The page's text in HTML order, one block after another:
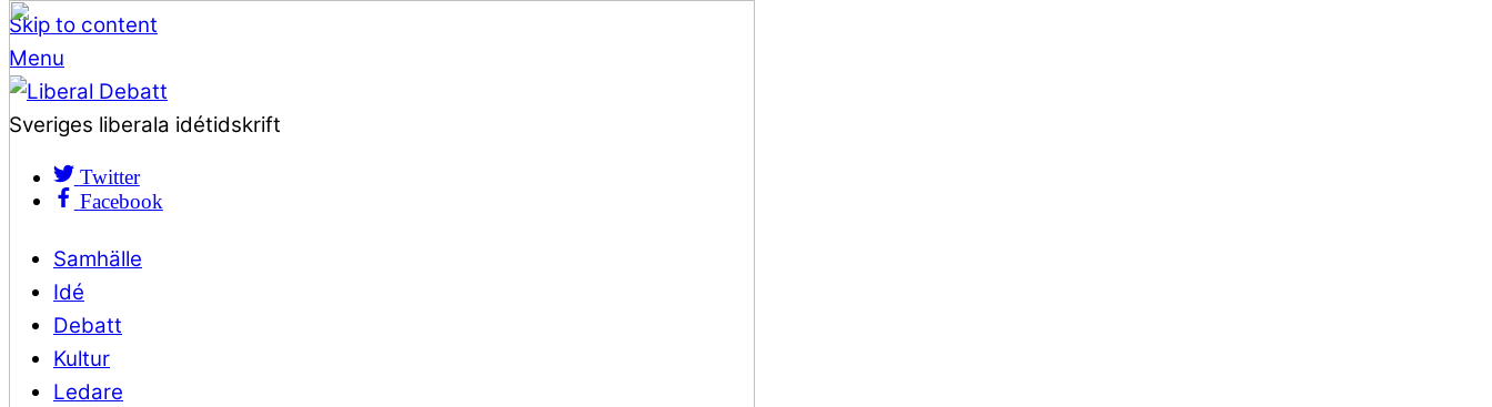
Skip to content
Menu
Sveriges liberala idétidskrift
Twitter
Facebook
Samhälle
Idé
Debatt
Kultur
Ledare